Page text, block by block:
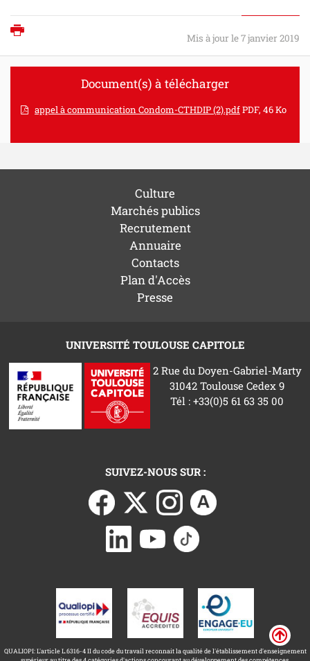
Mis à jour le 7 janvier 2019
Document(s) à télécharger
appel à communication Condom-CTHDIP (2).pdfPDF, 46 Ko
Culture
Marchés publics
Recrutement
Annuaire
Contacts
Plan d'Accès
Presse
UNIVERSITÉ TOULOUSE CAPITOLE
2 Rue du Doyen-Gabriel-Marty
31042 Toulouse Cedex 9
Tél : +33(0)5 61 63 35 00
SUIVEZ-NOUS SUR :
QUALIOPI: L'article L.6316-4 II du code du travail reconnait la qualité de l'établissement d'enseignement